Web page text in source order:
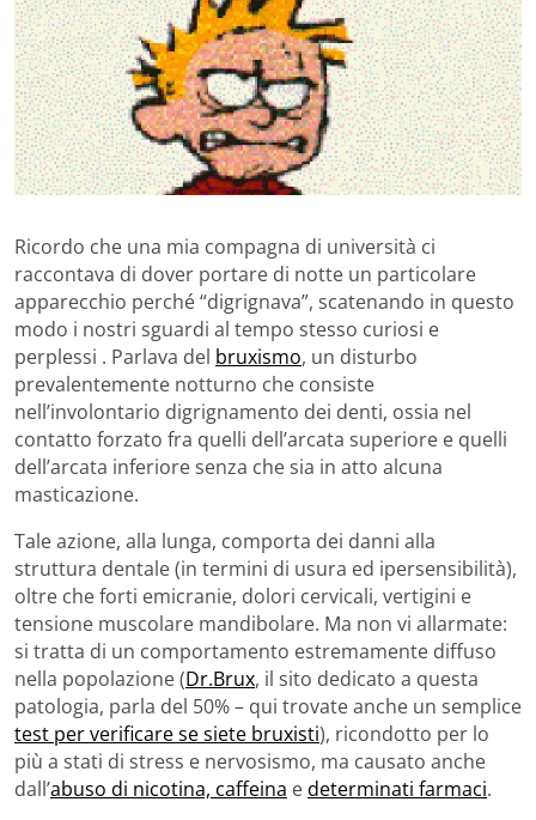
Ricordo che una mia compagna di università ci
raccontava di dover portare di notte un particolare
apparecchio perché “digrignava”, scatenando in questo
modo i nostri sguardi al tempo stesso curiosi e
perplessi . Parlava del bruxismo, un disturbo
prevalentemente notturno che consiste
nell’involontario digrignamento dei denti, ossia nel
contatto forzato fra quelli dell’arcata superiore e quelli
dell’arcata inferiore senza che sia in atto alcuna
masticazione.
Tale azione, alla lunga, comporta dei danni alla
struttura dentale (in termini di usura ed ipersensibilità),
oltre che forti emicranie, dolori cervicali, vertigini e
tensione muscolare mandibolare. Ma non vi allarmate:
si tratta di un comportamento estremamente diffuso
nella popolazione (Dr.Brux, il sito dedicato a questa
patologia, parla del 50% – qui trovate anche un semplice
test per verificare se siete bruxisti), ricondotto per lo
più a stati di stress e nervosismo, ma causato anche
dall’abuso di nicotina, caffeina edeterminati farmaci.